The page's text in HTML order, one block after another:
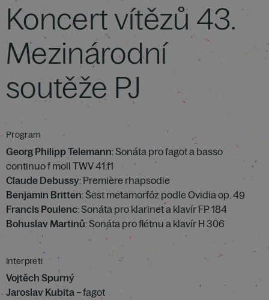
Koncert vítězů 43.
Mezinárodní
soutěže PJ
Program
Georg Philipp Telemann: Sonáta pro fagot a basso
continuo f moll TWV 41:f1
Claude Debussy: Première rhapsodie
Benjamin Britten: Šest metamorfóz podle Ovidia op. 49
Francis Poulenc: Sonáta pro klarinet a klavír FP 184
Bohuslav Martinů: Sonáta pro flétnu a klavír H 306
Interpreti
Vojtěch Spurný
Jaroslav Kubita– fagot